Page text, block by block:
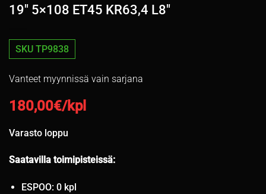
19″ 5×108 ET45 KR63,4 L8″
SKU TP9838
Vanteet myynnissä vain sarjana
180,00€/kpl
Varasto loppu
Saatavilla toimipisteissä:
ESPOO: 0 kpl